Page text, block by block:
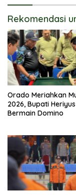
Rekomendasi
Orado Meriahkan
2026, Bupati
Bermain Domino